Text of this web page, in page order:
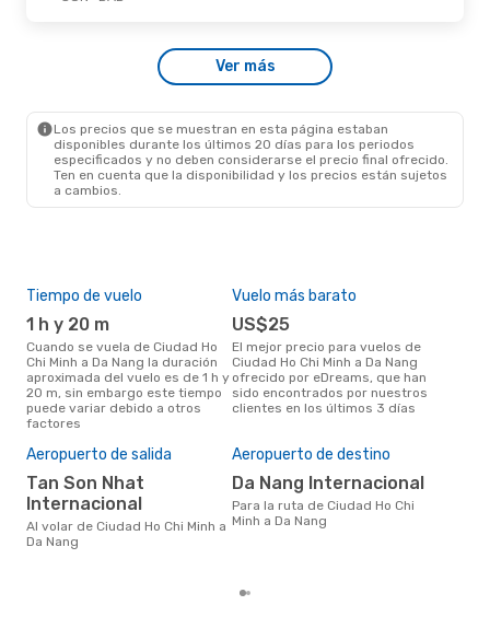
- Lun., 12 De Oct.
Vietravel Airlines
DirectoVer más
Los precios que se muestran en esta página estaban
disponibles durante los últimos 20 días para los periodos
especificados y no deben considerarse el precio final ofrecido.
Ten en cuenta que la disponibilidad y los precios están sujetos
a cambios.
Tiempo de vuelo
1 h y 20 m
Cuando se vuela de Ciudad Ho
Chi Minh a Da Nang la duración
aproximada del vuelo es de 1 h y
20 m, sin embargo este tiempo
puede variar debido a otros
factores
Vuelo más barato
US$25
El mejor precio para vuelos de
Ciudad Ho Chi Minh a Da Nang
ofrecido por eDreams, que han
sido encontrados por nuestros
clientes en los últimos 3 días
Aeropuerto de salida
Tan Son Nhat
Internacional
Al volar de Ciudad Ho Chi Minh a
Da Nang
Aeropuerto de destino
Da Nang Internacional
Para la ruta de Ciudad Ho Chi
Minh a Da Nang